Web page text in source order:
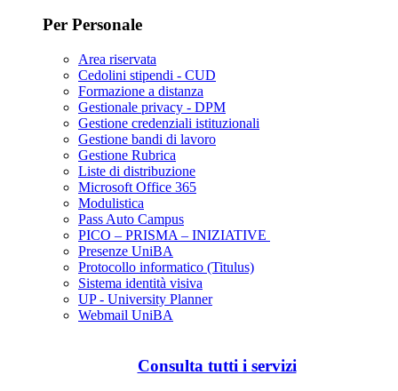
Per Personale
Area riservata
Cedolini stipendi - CUD
Formazione a distanza
Gestionale privacy - DPM
Gestione credenziali istituzionali
Gestione bandi di lavoro
Gestione Rubrica
Liste di distribuzione
Microsoft Office 365
Modulistica
Pass Auto Campus
PICO – PRISMA – INIZIATIVE
Presenze UniBA
Protocollo informatico (Titulus)
Sistema identità visiva
UP - University Planner
Webmail UniBA
Consulta tutti i servizi